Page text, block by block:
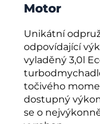
Motor
Unikátní
odpovídající
vyladěný 3,0l
točivého
dostupný
se o